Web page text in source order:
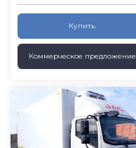
Купить
Коммерческое предложение